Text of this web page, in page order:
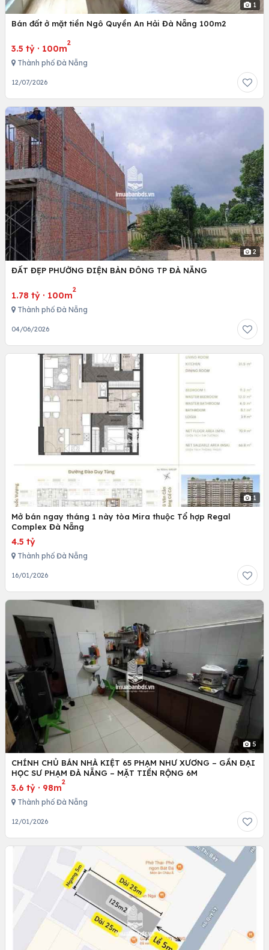
1
Bán đất ở mặt tiền Ngô Quyền An Hải Đà Nẵng 100m2
3.5 tỷ · 100m
2
Thành phố Đà Nẵng
12/07/2026
2
ĐẤT ĐẸP PHƯỜNG ĐIỆN BÀN ĐÔNG TP ĐÀ NẴNG
1.78 tỷ · 100m
2
Thành phố Đà Nẵng
04/06/2026
1
Mở bán ngay tháng 1 này tòa Mira thuộc Tổ hợp Regal
Complex Đà Nẵng
4.5 tỷ
Thành phố Đà Nẵng
16/01/2026
5
CHÍNH CHỦ BÁN NHÀ KIỆT 65 PHẠM NHƯ XƯƠNG – GẦN ĐẠI
HỌC SƯ PHẠM ĐÀ NẴNG – MẶT TIỀN RỘNG 6M
3.6 tỷ · 98m
2
Thành phố Đà Nẵng
12/01/2026